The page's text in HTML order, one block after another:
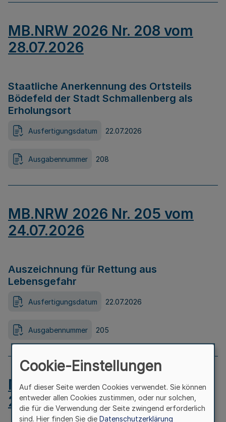
MB.NRW 2026 Nr. 208 vom
28.07.2026
Staatliche Anerkennung des Ortsteils
Bödefeld der Stadt Schmallenberg als
Erholungsort
Ausfertigungsdatum 22.07.2026
Ausgabennummer 208
MB.NRW 2026 Nr. 205 vom
24.07.2026
Auszeichnung für Rettung aus
Lebensgefahr
Ausfertigungsdatum 22.07.2026
Ausgabennummer 205
MB.NRW 2026 Nr. 204 vom
24.07.2026
Cookie-Einstellungen
Auf dieser Seite werden Cookies verwendet. Sie können
entweder allen Cookies zustimmen, oder nur solchen,
die für die Verwendung der Seite zwingend erforderlich
sind. Hier finden Sie die Datenschutzerklärung